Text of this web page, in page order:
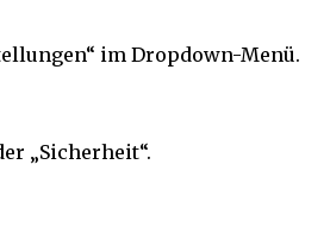
im Dropdown-Menü.
„Sicherheit“.